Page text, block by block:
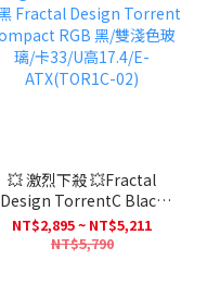
💥 激烈下殺 💥Fractal
Design TorrentC Black
TG D 黑 Fractal Design
Torrent Compact RGB
NT$2,895 ~ NT$5,211
NT$5,790